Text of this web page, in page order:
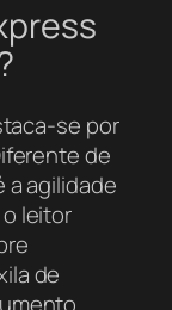
se por
de
agilidade
leitor
de